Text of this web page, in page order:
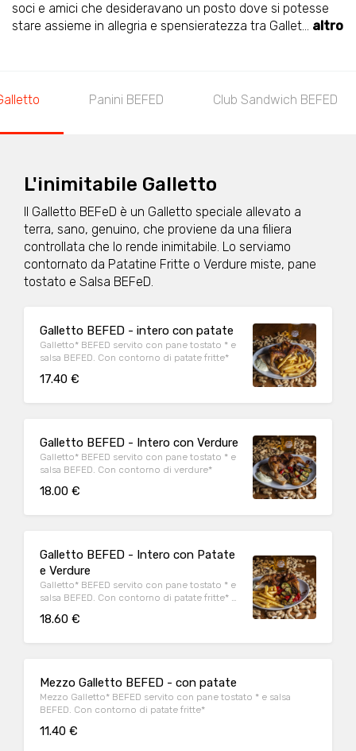
soci e amici che desideravano un posto dove si potesse
stare assieme in allegria e spensieratezza tra Gallet... altro
Panini BEFED Club Sandwich BEFED
L'inimitabile Galletto
Il Galletto BEFeD è un Galletto speciale allevato a
terra, sano, genuino, che proviene da una filiera
controllata che lo rende inimitabile. Lo serviamo
contornato da Patatine Fritte o Verdure miste, pane
tostato e Salsa BEFeD.
Galletto BEFED - intero con patate
Galletto* BEFED servito con pane tostato * e
salsa BEFED. Con contorno di patate fritte*
17.40 €
Galletto BEFED - Intero con Verdure
Galletto* BEFED servito con pane tostato * e
salsa BEFED. Con contorno di verdure*
18.00 €
Galletto BEFED - Intero con Patate
e Verdure
Galletto* BEFED servito con pane tostato * e
salsa BEFED. Con contorno di patate fritte* e
18.60 €
Mezzo Galletto BEFED - con patate
Mezzo Galletto* BEFED servito con pane tostato * e salsa
BEFED. Con contorno di patate fritte*
11.40 €